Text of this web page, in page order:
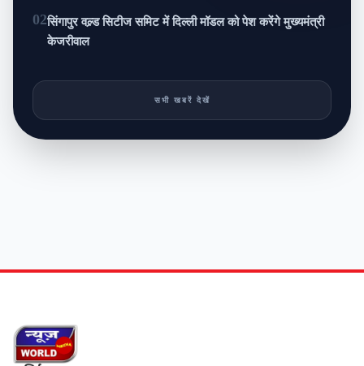
02सिंगापुर वल्र्ड सिटीज समिट में दिल्ली मॉडल को पेश करेंगे मुख्यमंत्री
केजरीवाल
सभी खबरें देखें